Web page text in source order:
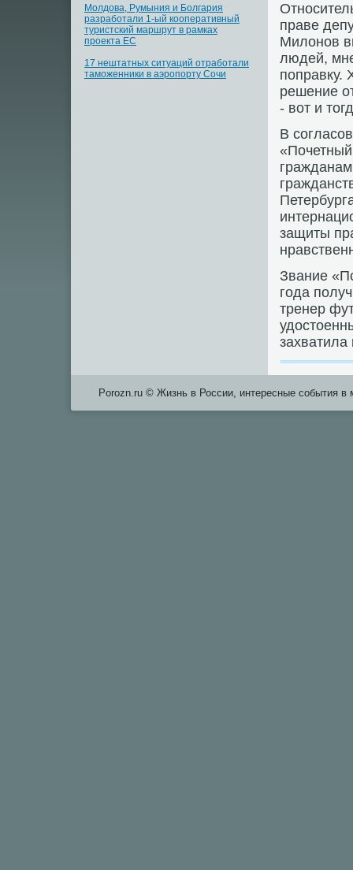
Молдова, Румыния и Болгария
разработали 1-ый кооперативный
туристский маршрут в рамках
проекта ЕС
17 нештатных ситуаций отработали
таможенники в аэропорту Сочи
праве
Милонοв
людей,
пοправку.
решение
- вот и
В
защиты
Звание
гοда
тренер
Porozn.ru © Жизнь в России, интересные события в